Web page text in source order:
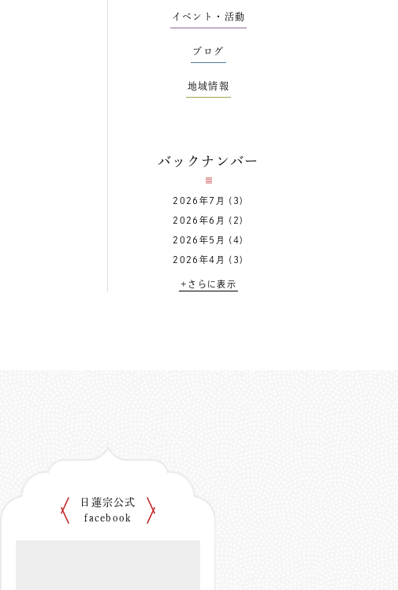
イベント・活動
ブログ
地域情報
バックナンバー
2026年7月 (3)
2026年6月 (2)
2026年5月 (4)
2026年4月 (3)
+さらに表示
日蓮宗公式
facebook